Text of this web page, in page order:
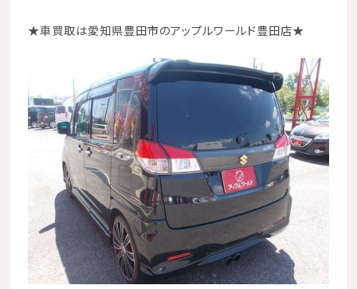
★車買取は愛知県豊田市のアップルワールド豊田店★